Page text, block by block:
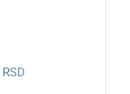
RSDTrenutna